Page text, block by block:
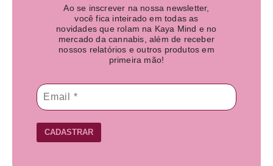
Ao se inscrever na nossa newsletter,
você fica inteirado em todas as
novidades que rolam na Kaya Mind e no
mercado da cannabis, além de receber
nossos relatórios e outros produtos em
primeira mão!
CADASTRAR